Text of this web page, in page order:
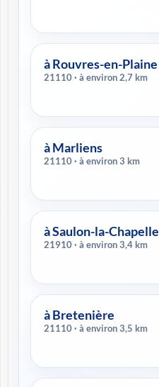
à Rouvres-en-Plaine
21110 · à environ 2,7 km
à Marliens
21110 · à environ 3 km
à Saulon-la-Chapelle
21910 · à environ 3,4 km
à Bretenière
21110 · à environ 3,5 km